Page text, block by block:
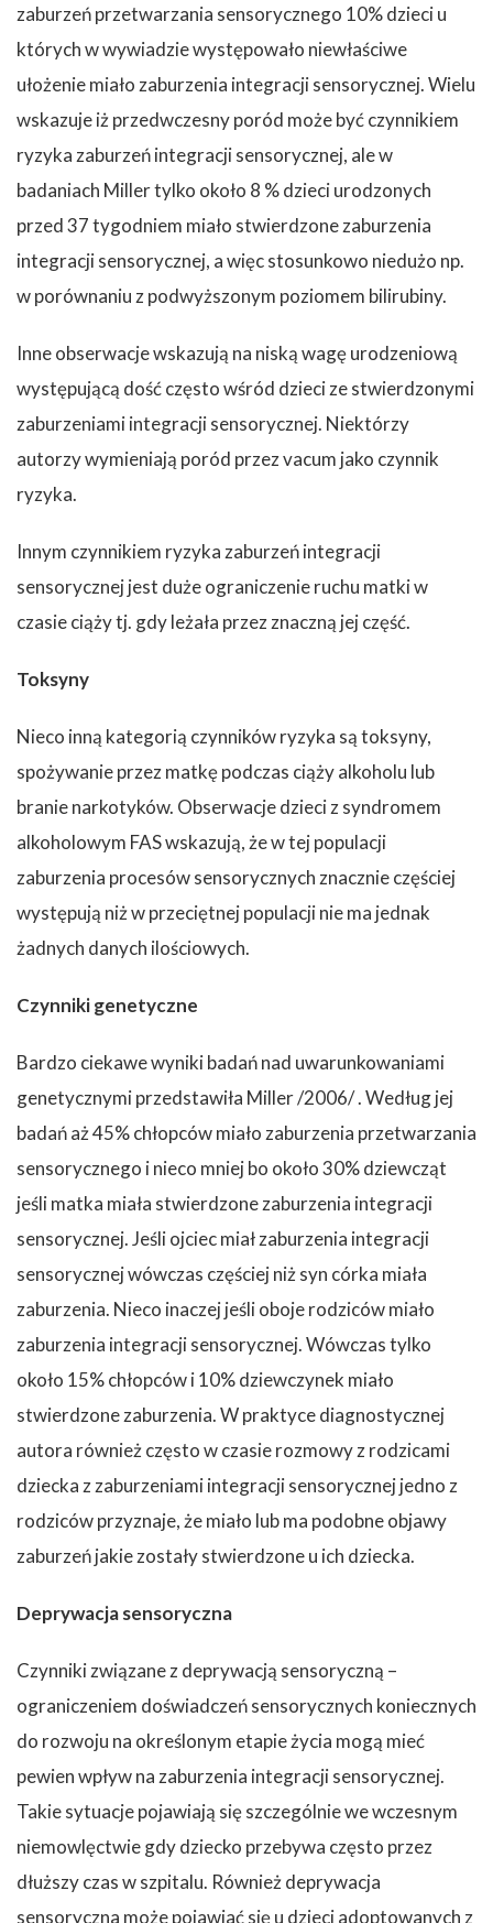
zaburzeń przetwarzania sensorycznego 10% dzieci u
których w wywiadzie występowało niewłaściwe
ułożenie miało zaburzenia integracji sensorycznej. Wielu
wskazuje iż przedwczesny poród może być czynnikiem
ryzyka zaburzeń integracji sensorycznej, ale w
badaniach Miller tylko około 8 % dzieci urodzonych
przed 37 tygodniem miało stwierdzone zaburzenia
integracji sensorycznej, a więc stosunkowo niedużo np.
w porównaniu z podwyższonym poziomem bilirubiny.
Inne obserwacje wskazują na niską wagę urodzeniową
występującą dość często wśród dzieci ze stwierdzonymi
zaburzeniami integracji sensorycznej. Niektórzy
autorzy wymieniają poród przez vacum jako czynnik
ryzyka.
Innym czynnikiem ryzyka zaburzeń integracji
sensorycznej jest duże ograniczenie ruchu matki w
czasie ciąży tj. gdy leżała przez znaczną jej część.
Toksyny
Nieco inną kategorią czynników ryzyka są toksyny,
spożywanie przez matkę podczas ciąży alkoholu lub
branie narkotyków. Obserwacje dzieci z syndromem
alkoholowym FAS wskazują, że w tej populacji
zaburzenia procesów sensorycznych znacznie częściej
występują niż w przeciętnej populacji nie ma jednak
żadnych danych ilościowych.
Czynniki genetyczne
Bardzo ciekawe wyniki badań nad uwarunkowaniami
genetycznymi przedstawiła Miller /2006/ . Według jej
badań aż 45% chłopców miało zaburzenia przetwarzania
sensorycznego i nieco mniej bo około 30% dziewcząt
jeśli matka miała stwierdzone zaburzenia integracji
sensorycznej. Jeśli ojciec miał zaburzenia integracji
sensorycznej wówczas częściej niż syn córka miała
zaburzenia. Nieco inaczej jeśli oboje rodziców miało
zaburzenia integracji sensorycznej. Wówczas tylko
około 15% chłopców i 10% dziewczynek miało
stwierdzone zaburzenia. W praktyce diagnostycznej
autora również często w czasie rozmowy z rodzicami
dziecka z zaburzeniami integracji sensorycznej jedno z
rodziców przyznaje, że miało lub ma podobne objawy
zaburzeń jakie zostały stwierdzone u ich dziecka.
Deprywacja sensoryczna
Czynniki związane z deprywacją sensoryczną –
ograniczeniem doświadczeń sensorycznych koniecznych
do rozwoju na określonym etapie życia mogą mieć
pewien wpływ na zaburzenia integracji sensorycznej.
Takie sytuacje pojawiają się szczególnie we wczesnym
niemowlęctwie gdy dziecko przebywa często przez
dłuższy czas w szpitalu. Również deprywacja
sensoryczna może pojawiać się u dzieci adoptowanych z